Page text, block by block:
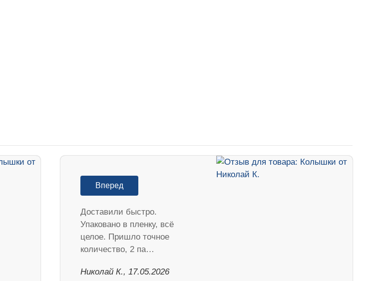
Вперед
Доставили быстро.
Упаковано в пленку, всё
целое. Пришло точное
количество, 2 па…
Николай К., 17.05.2026